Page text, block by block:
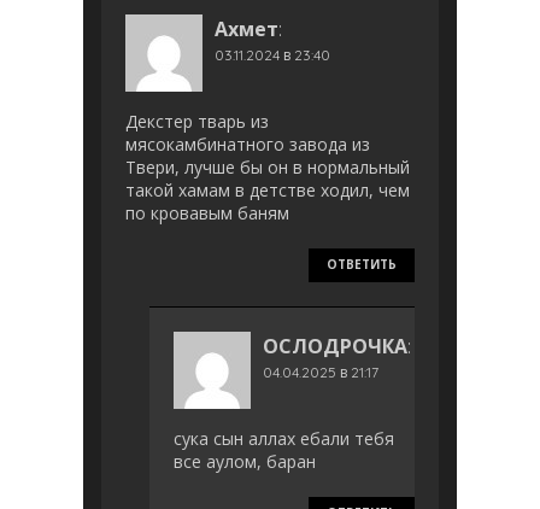
Ахмет:
03.11.2024 в 23:40
Декстер тварь из
мясокамбинатного завода из
Твери, лучше бы он в нормальный
такой хамам в детстве ходил, чем
по кровавым баням
ОТВЕТИТЬ
ОСЛОДРОЧКА:
04.04.2025 в 21:17
сука сын аллах ебали тебя
все аулом, баран